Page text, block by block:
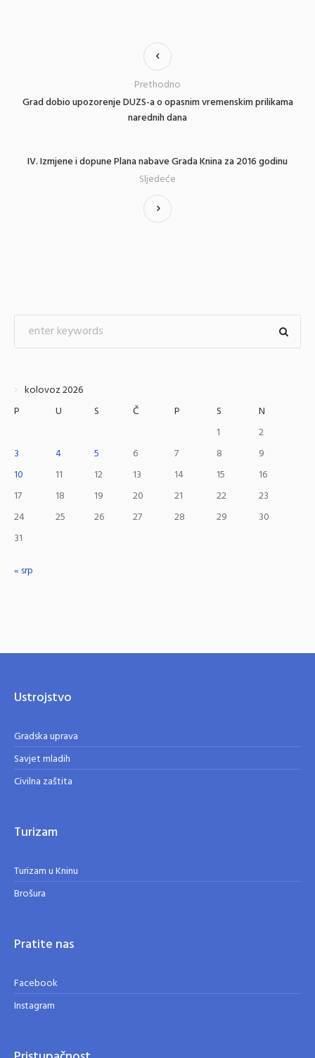
Grad dobio upozorenje DUZS-a o opasnim vremenskim prilikama
narednih dana
Prethodno
IV. Izmjene i dopune Plana nabave Grada Knina za 2016 godinu
Sljedeće
kolovoz 2026
P
U S Č P S
N
1
2
3
4 5 6 7 8
9
10
11 12 13 14 15
16
17
18 19 20 21 22
23
24
25 26 27 28 29
30
31
« srp
Ustrojstvo
Gradska uprava
Savjet mladih
Civilna zaštita
Turizam
Turizam u Kninu
Brošura
Pratite nas
Facebook
Instagram